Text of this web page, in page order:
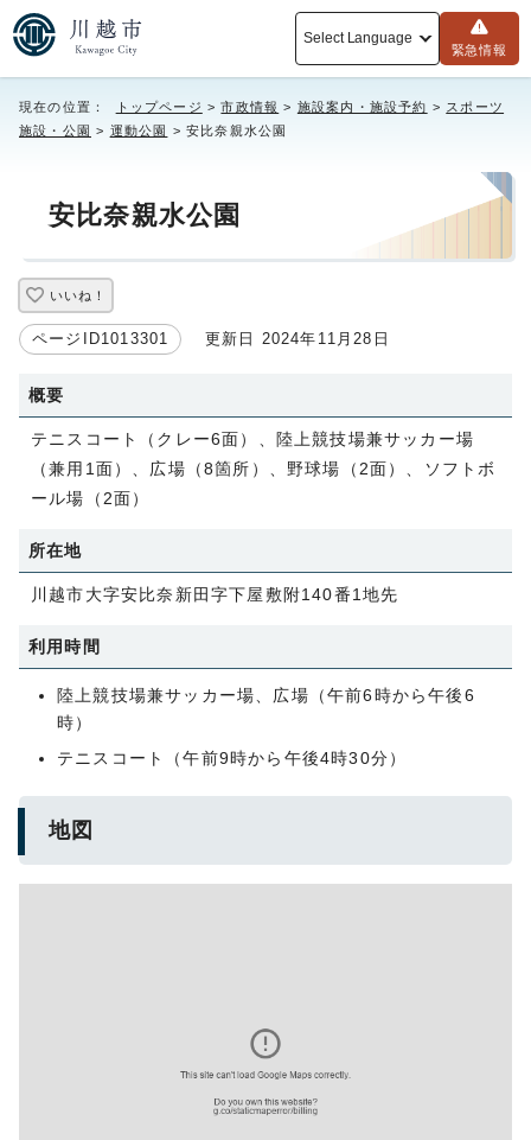
Select Language
緊急情報
現在の位置： トップページ >市政情報 > 施設案内・施設予約 > スポーツ
施設・公園 > 運動公園 > 安比奈親水公園
安比奈親水公園
いいね！
ページID1013301 更新日 2024年11月28日
概要
テニスコート（クレー6面）、陸上競技場兼サッカー場
（兼用1面）、広場（8箇所）、野球場（2面）、ソフトボ
ール場（2面）
所在地
川越市大字安比奈新田字下屋敷附140番1地先
利用時間
陸上競技場兼サッカー場、広場（午前6時から午後6
時）
テニスコート（午前9時から午後4時30分）
地図